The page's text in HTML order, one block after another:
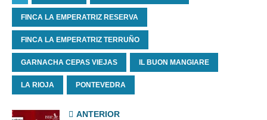
FINCA LA EMPERATRIZ RESERVA
FINCA LA EMPERATRIZ TERRUÑO
GARNACHA CEPAS VIEJAS IL BUON MANGIARE
LA RIOJA PONTEVEDRA
ANTERIOR